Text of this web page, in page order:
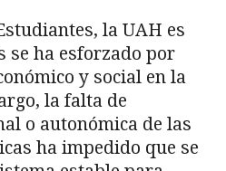
la UAH es
se ha esforzado por
y social en la
la falta de
o autonómica de las
ha impedido que se